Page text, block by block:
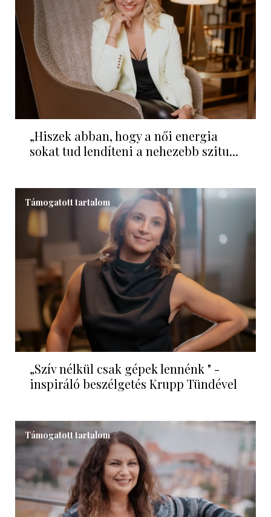
„Hiszek abban, hogy a női energia
sokat tud lendíteni a nehezebb szitu...
Támogatott tartalom
„Szív nélkül csak gépek lennénk " -
inspiráló beszélgetés Krupp Tündével
Támogatott tartalom